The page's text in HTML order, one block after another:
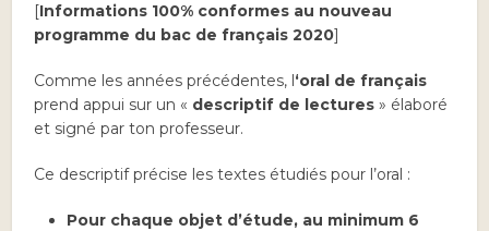
[Informations 100% conformes au nouveau
programme du bac de français 2020]
Comme les années précédentes, l‘oral de français
prend appui sur un « descriptif de lectures » élaboré
et signé par ton professeur.
Ce descriptif précise les textes étudiés pour l’oral :
Pour chaque objet d’étude, au minimum 6